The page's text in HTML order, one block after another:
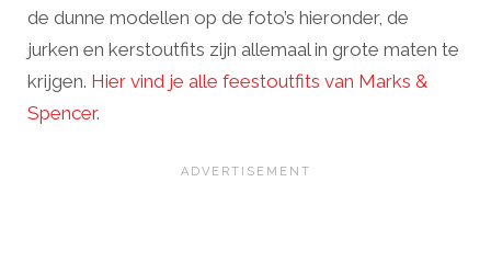
de dunne modellen op de foto’s hieronder, de
jurken en kerstoutfits zijn allemaal in grote maten te
krijgen. Hier vind je alle feestoutfits van Marks &
Spencer.